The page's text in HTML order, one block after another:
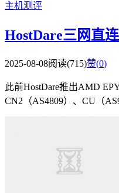
主机测评
HostDare三网直
2025-08-08阅读(715)赞(0)
此前HostDare推出AMD
CN2（AS4809）、CU（